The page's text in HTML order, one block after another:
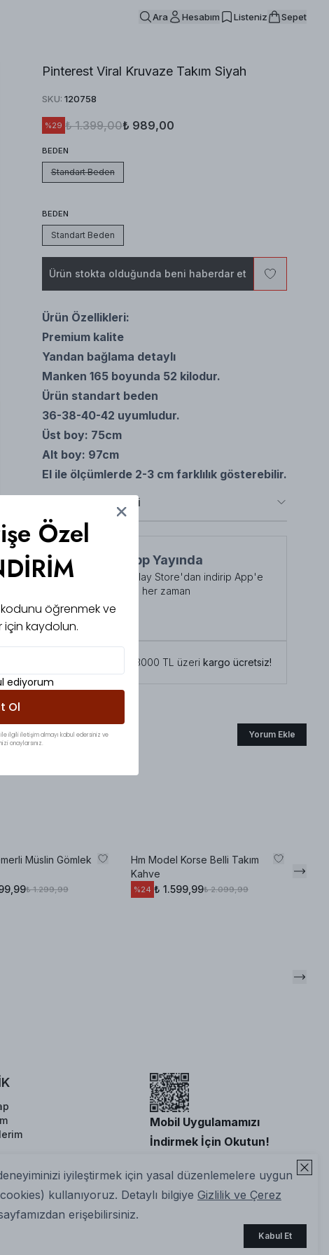
iyileştirmek için yasal düzenlemelere uygun
kullanıyoruz. Detaylı bilgiye Gizlilik ve Çerez
erişebilirsiniz.
Kabul Et
Ara Hesabım Listeniz Sepet
Pinterest Viral Kruvaze Takım Siyah
SKU: 120758
%29 ₺ 1.399,00₺ 989,00
BEDEN
Standart Beden
BEDEN
Standart Beden
Ürün stokta olduğunda beni haberdar et
Ürün Özellikleri:
Premium kalite
Yandan bağlama detaylı
Manken 165 boyunda 52 kilodur.
Ürün standart beden
36-38-40-42 uyumludur.
Üst boy: 75cm
Alt boy: 97cm
El ile ölçümlerde 2-3 cm farklılık gösterebilir.
Taksit Seçenekleri
NuuWears App Yayında
App Store veya Play Store'dan indirip App'e
özel indirimlerden her zaman
faydalanabilirsiniz
Şimdi İndirin!
Tüm siparişlerde 3000 TL üzeri kargo ücretsiz!
Yorum Ekle
Müslin Gömlek
₺ 1.299,99
Hm Model Korse Belli Takım
Kahve
%24 ₺ 1.599,99₺ 2.099,99
Mobil Uygulamamızı
İndirmek İçin Okutun!
Özel
kodunu öğrenmek ve
için kaydolun.
ediyorum
Ol
ilgili iletişim almayı kabul edersiniz ve
onaylarsınız.